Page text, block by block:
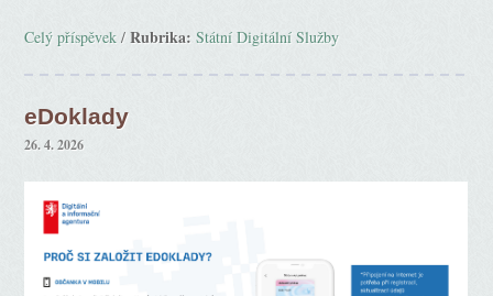
Celý příspěvek /Rubrika: Státní Digitální Služby
eDoklady
26. 4. 2026